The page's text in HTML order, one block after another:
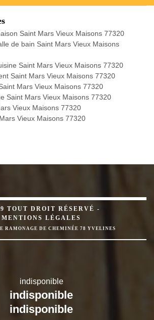
Saint Mars Vieux Maisons 77320
de bain Saint Mars Vieux Maisons
Saint Mars Vieux Maisons 77320
Saint Mars Vieux Maisons 77320
Mars Vieux Maisons 77320
Saint Mars Vieux Maisons 77320
Vieux Maisons 77320
Vieux Maisons 77320
TOUT DROIT RÉSERVÉ -
MENTIONS LÉGALES
RAMONAGE DE CHEMINÉE 78 YVELINES
indisponible
indisponible
indisponible